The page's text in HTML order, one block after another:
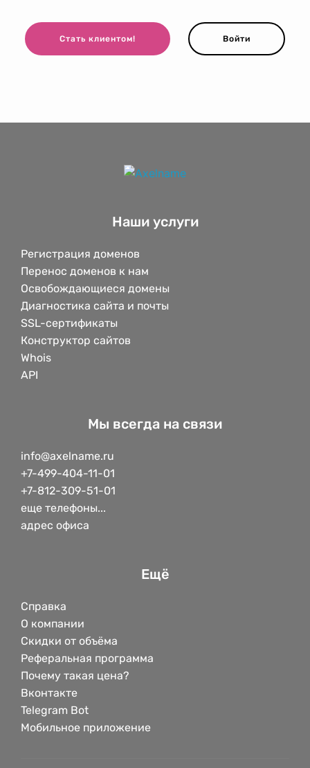
Стать клиентом! Войти
Наши услуги
Регистрация доменов
Перенос доменов к нам
Освобождающиеся домены
Диагностика сайта и почты
SSL-сертификаты
Конструктор сайтов
Whois
API
Мы всегда на связи
info@axelname.ru
+7-499-404-11-01
+7-812-309-51-01
еще телефоны...
адрес офиса
Ещё
Справка
О компании
Скидки от объёма
Реферальная программа
Почему такая цена?
Вконтакте
Telegram Bot
Мобильное приложение